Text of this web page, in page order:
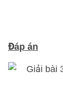
Đáp án